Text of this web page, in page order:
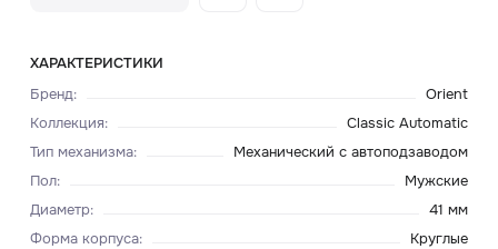
ХАРАКТЕРИСТИКИ
Бренд:
Orient
Коллекция:
Classic Automatic
Тип механизма:
Механический с автоподзаводом
Пол:
Мужские
Диаметр:
41 мм
Форма корпуса:
Круглые